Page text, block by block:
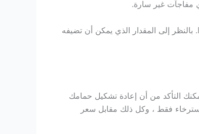
مفاجآت غير سارة.
إلى المقدار الذي يمكن أن تضيفه
التأكد من أن إعادة تشكيل حمامك
فقط ، وكل ذلك مقابل سعر